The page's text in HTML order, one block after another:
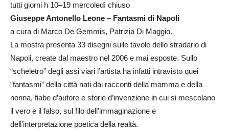
tutti giorni h 10–19 mercoledì chiuso
Giuseppe Antonello Leone – Fantasmi di Napoli
a cura di Marco De Gemmis, Patrizia Di Maggio.
La mostra presenta 33 disegni sulle tavole dello stradario di
Napoli, create dal maestro nel 2006 e mai esposte. Sullo
“scheletro” degli assi viari l’artista ha infatti intravisto quei
“fantasmi” della città nati dai racconti della mamma e della
nonna, fiabe d’autore e storie d’invenzione in cui si mescolano
il vero e il falso, sul filo dell’immaginazione e
dell’interpretazione poetica della realtà.